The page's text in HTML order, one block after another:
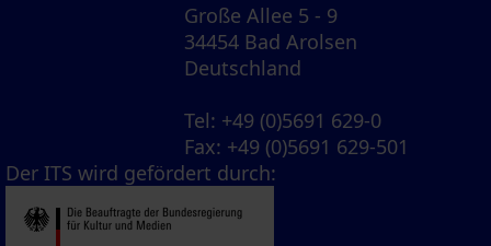
Große Allee 5 - 9
34454 Bad Arolsen
Deutschland
Tel: +49 (0)5691 629-0
Fax: +49 (0)5691 629-501
Der ITS wird gefördert durch: